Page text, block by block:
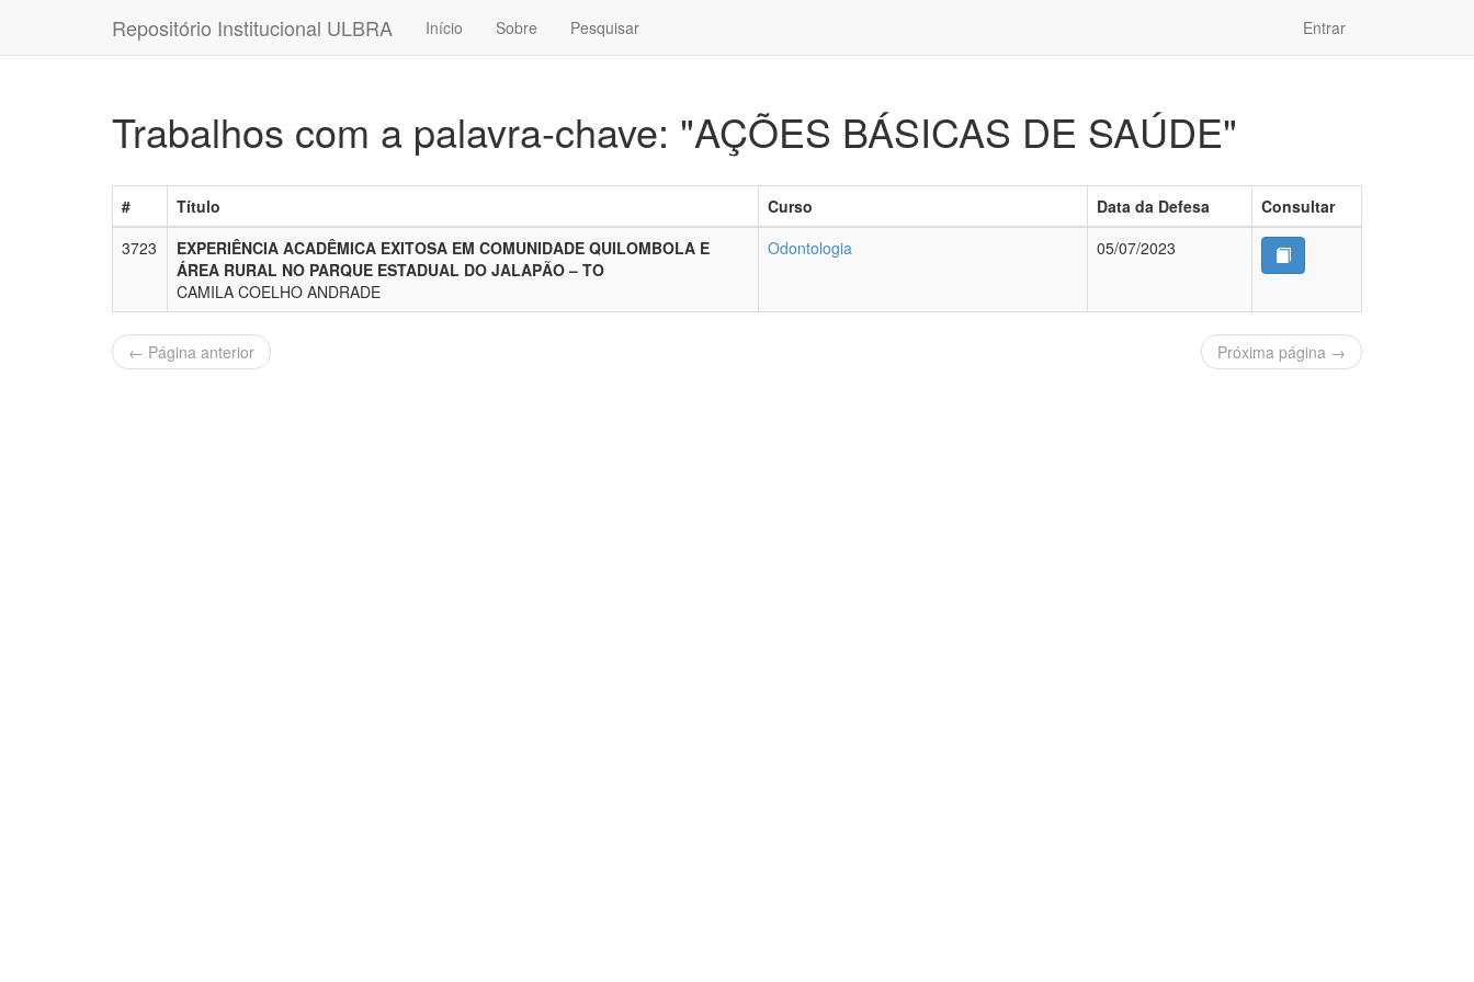
Repositório Institucional ULBRA Início Sobre Pesquisar Entrar
Trabalhos com a palavra-chave: "AÇÕES BÁSICAS DE SAÚDE"
# Título Curso Data da Defesa
Consultar
3723
EXPERIÊNCIA ACADÊMICA EXITOSA EM COMUNIDADE QUILOMBOLA E
ÁREA RURAL NO PARQUE ESTADUAL DO JALAPÃO – TO
CAMILA COELHO ANDRADE
Odontologia 05/07/2023
← Página anterior Próxima página →